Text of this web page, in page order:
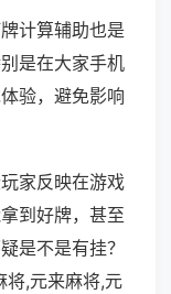
计算辅助也是
是在大家手机
验，避免影响
家反映在游戏
到好牌，甚至
是不是有挂？
将,元来麻将,元